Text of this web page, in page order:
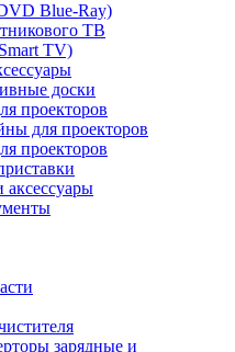
Blue-Ray)
ТВ
TV)
доски
проекторов
для проекторов
проекторов
зарядные и